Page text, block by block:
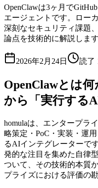
OpenClawは3ヶ月で
エージェントです。ロー
深刻なセキュリティ課題
論点を技術的に解説します
2026年2月24日 読了
OpenClawとは
から「実行する
homulaは、エンタープラ
略策定・PoC・実装・運
るAIインテグレーターで
発的な注目を集めた自律
ついて、その技術的本質
プライズにおける評価の